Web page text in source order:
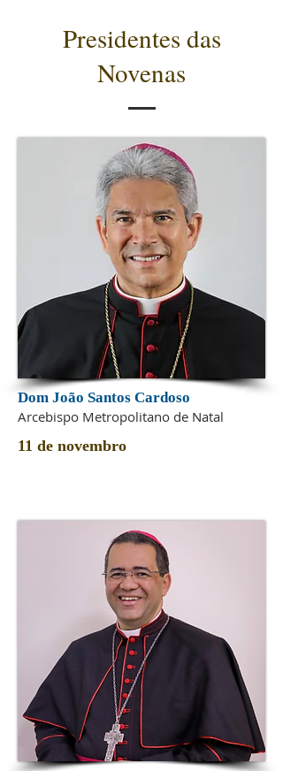
Presidentes das
Novenas
Dom João Santos Cardoso
Arcebispo Metropolitano de Natal
11 de novembro